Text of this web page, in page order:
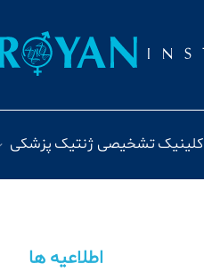
کلینیک تشخیصی ژنتیک پزشکی
اطلاعیه ها